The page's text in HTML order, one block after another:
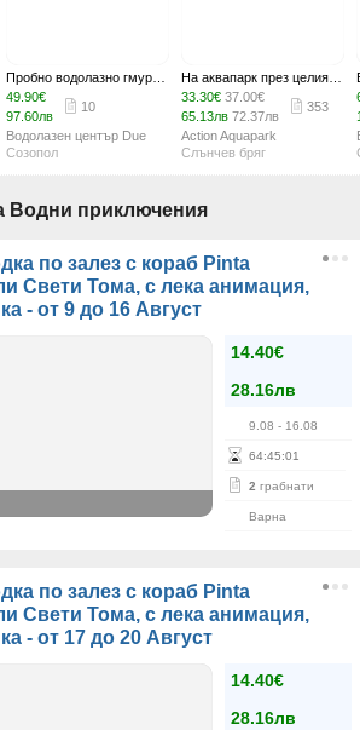
49.90€
97.60лв
10
Водолазен център Due
Созопол
33.30€ 37.00€
65.13лв 72.37лв
353
Action Aquapark
Слънчев бряг
Водни приключения
по залез с кораб Pinta
Свети Тома, с лека анимация,
- от 9 до 16 Август
14.40€
28.16лв
9.08 - 16.08
64:45:01
2 грабнати
Варна
по залез с кораб Pinta
Свети Тома, с лека анимация,
- от 17 до 20 Август
14.40€
28.16лв